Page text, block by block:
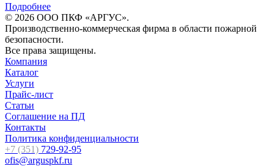
Подробнее
© 2026 ООО ПКФ «АРГУС».
Производственно-коммерческая фирма в области пожарной
безопасности.
Все права защищены.
Компания
Каталог
Услуги
Прайс-лист
Статьи
Соглашение на ПД
Контакты
Политика конфиденциальности
+7 (351) 729-92-95
ofis@arguspkf.ru